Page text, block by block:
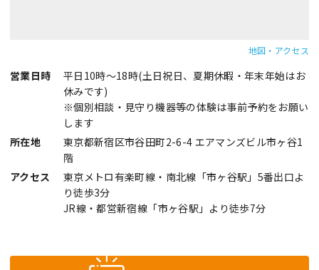
地図・アクセス
営業日時
平日10時～18時(土日祝日、夏期休暇・年末年始はお
休みです)
※個別相談・見守り機器等の体験は事前予約をお願い
します
所在地
東京都新宿区市谷田町2-6-4 エアマンズビル市ヶ谷1
階
アクセス
東京メトロ有楽町線・南北線「市ヶ谷駅」5番出口よ
り徒歩3分
JR線・都営新宿線「市ヶ谷駅」より徒歩7分